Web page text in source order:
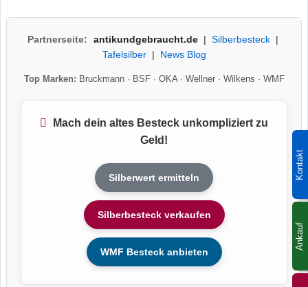
Kontakt
Ankauf
Partnerseite: antikundgebraucht.de| Silberbesteck|
Tafelsilber| News Blog
Top Marken: Bruckmann· BSF· OKA· Wellner· Wilkens · WMF
Mach dein altes Besteck unkompliziert zu
Geld!
Silberwert ermitteln
Silberbesteck verkaufen
WMF Besteck anbieten